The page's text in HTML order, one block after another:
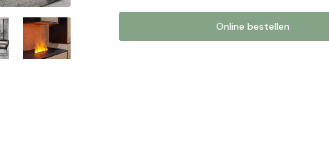
Online bestellen